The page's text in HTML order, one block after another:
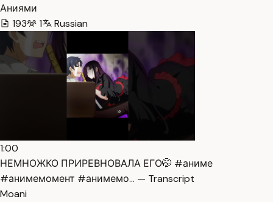
Аниями
193
1 Russian
1:00
НЕМНОЖКО ПРИРЕВНОВАЛА ЕГО🤭 #аниме
#анимемомент #анимемо… — Transcript
Moani